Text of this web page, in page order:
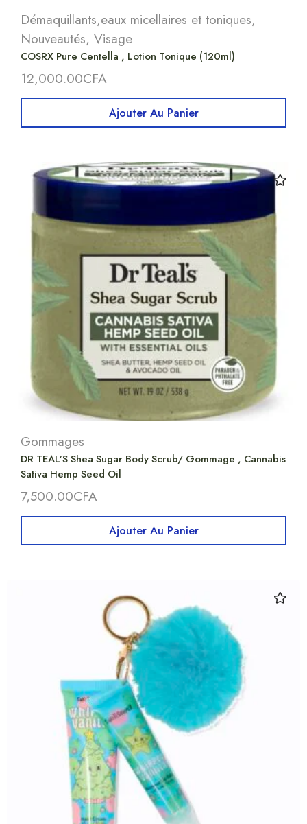
Démaquillants,eaux micellaires et toniques,
Nouveautés, Visage
COSRX Pure Centella , Lotion Tonique (120ml)
12,000.00CFA
Ajouter Au Panier
Gommages
DR TEAL’S Shea Sugar Body Scrub/ Gommage , Cannabis
Sativa Hemp Seed Oil
7,500.00CFA
Ajouter Au Panier